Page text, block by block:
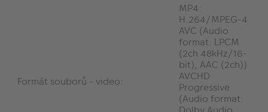
Formát souborů - video:
MP4:
H.264/MPEG-4
AVC (Audio
format: LPCM
(2ch 48kHz/16-
bit), AAC (2ch))
AVCHD
Progressive
(Audio format: